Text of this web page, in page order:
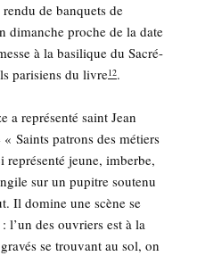
de ban­quets de
dimanche proche de la date
à la basi­lique du Sacré-
pari­siens du livre12.
a repré­sen­té saint Jean
Saints patrons des métiers
repré­sen­té jeune, imberbe,
sur un pupitre sou­te­nu
Il domine une scène se
l’un des ouvriers est à la
se trou­vant au sol, on